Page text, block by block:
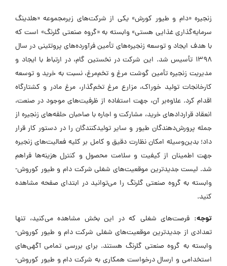
زنجیره «دام و طیور کورش» یکی از شرکت‌های زیرمجموعه «هلدینگ
سرمایه‌گذاری غذایی هستی» وابسته به «گروه صنعتی گلرنگ» است که
با هدف ایجاد و توسعه زنجیره‌های تأمین فرآورده‌های پروتئینی در سال
۱۳۹۸ تأسیس شد. این شرکت در نخستین گام، در ارتباط با ایجاد و
مدیریت زنجیره تأمین گوشت مرغ و تخم‌مرغ، نسبت به خرید و توسعه
کارخانجات تولید خوراک، مزارع مرغ تخم‌گذار، مرغ مادر و کشتارگاه
اقدام کرد. علاوه‌بر آن، جهت استفاده از ظرفیت‌های موجود در صنعت،
انعقاد قراردادهای خرید، مشارکت و اجاره با صاحبان حلقه‌های زنجیره از
جمله پرورش‌دهندگان طیور و سایر تولیدکنندگان را در دستور کار قرار
داد؛ بدین‌وسیله امکان نظارت دقیق و کامل بر کلیه فعالیت‌های زنجیره
جهت اطمینان از کیفیت و سلامت محصول و کنترل هزینه‌ها فراهم
شد. لیست جدیدترین موقعیت‌های شغلی شرکت دام و طیور کوروش-
وابسته به گروه صنعتی گلرنگ را می‌توانید در ابتدای صفحه مشاهده
کنید.
توجه: فرصت‌های شغلی که در این بخش مشاهده می‌کنید، تنها
تعدادی از جدیدترین موقعیت‌های شغلی شرکت دام و طیور کوروش-
وابسته به گروه صنعتی گلرنگ هستند. برای بررسی تمامی آگهی‌های
استخدامی و ارسال درخواست همکاری به شرکت دام و طیور کوروش-